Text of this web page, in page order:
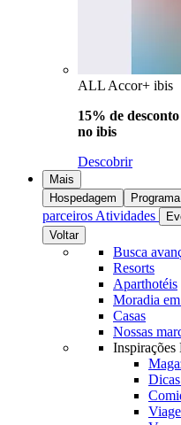
ALL Accor+ ibis
15% de desconto
no ibis
Descobrir
Mais
Hospedagem
parceiros Atividades
Voltar
Busca
Resorts
Aparthotéis
Moradia
Casas
Nossas
Inspirações